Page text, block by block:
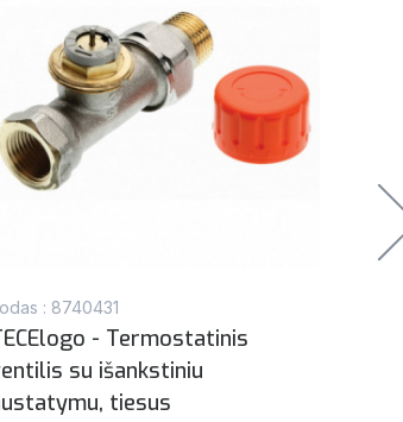
: 8740431
- Termostatinis
su išankstiniu
tiesus